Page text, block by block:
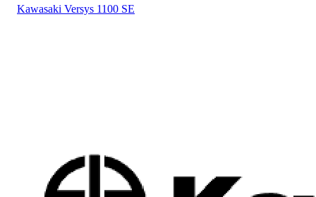
Kawasaki Versys 1100 SE